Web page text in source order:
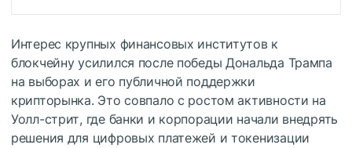
Интерес крупных финансовых институтов к
блокчейну усилился после победы Дональда Трампа
на выборах и его публичной поддержки
крипторынка. Это совпало с ростом активности на
Уолл-стрит, где банки и корпорации начали внедрять
решения для цифровых платежей и токенизации